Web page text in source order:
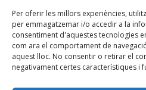
Per oferir les millors experiències,
per emmagatzemar i/o accedir a la
consentiment d'aquestes tecnologies
com ara el comportament de
aquest lloc. No consentir o retirar el
negativament certes característiques i